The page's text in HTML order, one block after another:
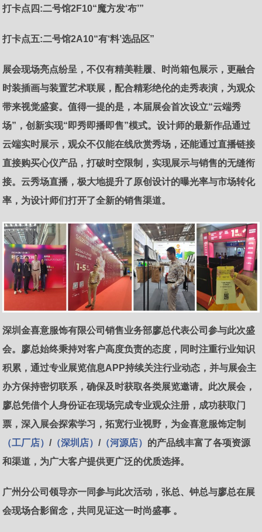
打卡点四:二号馆2F10“魔方发‘布’”
打卡点五:二号馆2A10“有‘料’选品区”
展会现场亮点纷呈，不仅有精美鞋履、时尚箱包展示，更融合
时装插画与装置艺术联展，配合精彩绝伦的走秀表演，为观众
带来视觉盛宴。值得一提的是，本届展会首次设立“云端秀
场”，创新实现“即秀即播即售”模式。设计师的最新作品通过
云端实时展示，观众不仅能在线欣赏秀场，还能通过直播链接
直接购买心仪产品，打破时空限制，实现展示与销售的无缝衔
接。云秀场直播，极大地提升了原创设计的曝光率与市场转化
率，为设计师们打开了全新的销售渠道。
深圳金喜意服饰有限公司销售业务部廖总代表公司参与此次盛
会。廖总始终秉持对客户高度负责的态度，同时注重行业知识
积累，通过专业展览信息APP持续关注行业动态，并与展会主
办方保持密切联系，确保及时获取各类展览邀请。此次展会，
廖总凭借个人身份证在现场完成专业观众注册，成功获取门
票，深入展会探索学习，拓宽行业视野，为金喜意服饰定制
（工厂店）/（深圳店）/（河源店） 的产品线丰富了各项资源
和渠道，为广大客户提供更广泛的优质选择。
广州分公司领导亦一同参与此次活动，张总、钟总与廖总在展
会现场合影留念，共同见证这一时尚盛事 。